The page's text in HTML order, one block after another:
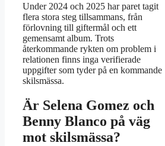
Under 2024 och 2025 har paret tagit
flera stora steg tillsammans, från
förlovning till giftermål och ett
gemensamt album. Trots
återkommande rykten om problem i
relationen finns inga verifierade
uppgifter som tyder på en kommande
skilsmässa.
Är Selena Gomez och
Benny Blanco på väg
mot skilsmässa?